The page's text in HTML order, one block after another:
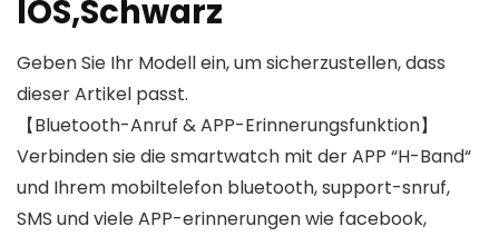
IOS,Schwarz
Geben Sie Ihr Modell ein, um sicherzustellen, dass
dieser Artikel passt.
【Bluetooth-Anruf & APP-Erinnerungsfunktion】
Verbinden sie die smartwatch mit der APP “H-Band“
und Ihrem mobiltelefon bluetooth, support-snruf,
SMS und viele APP-erinnerungen wie facebook,